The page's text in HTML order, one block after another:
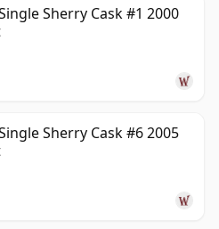
Sherry Cask #1 2000
Sherry Cask #6 2005